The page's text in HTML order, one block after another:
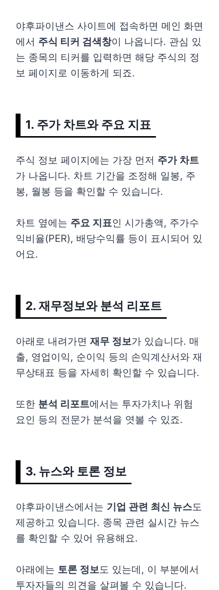
야후파이낸스 사이트에 접속하면 메인 화면
에서 주식 티커 검색창이 나옵니다. 관심 있
는 종목의 티커를 입력하면 해당 주식의 정
보 페이지로 이동하게 되죠.
1. 주가 차트와 주요 지표
주식 정보 페이지에는 가장 먼저 주가 차트
가 나옵니다. 차트 기간을 조정해 일봉, 주
봉, 월봉 등을 확인할 수 있습니다.
차트 옆에는 주요 지표인 시가총액, 주가수
익비율(PER), 배당수익률 등이 표시되어 있
어요.
2. 재무정보와 분석 리포트
아래로 내려가면 재무 정보가 있습니다. 매
출, 영업이익, 순이익 등의 손익계산서와 재
무상태표 등을 자세히 확인할 수 있습니다.
또한 분석 리포트에서는 투자가치나 위험
요인 등의 전문가 분석을 엿볼 수 있죠.
3. 뉴스와 토론 정보
야후파이낸스에서는 기업 관련 최신 뉴스도
제공하고 있습니다. 종목 관련 실시간 뉴스
를 확인할 수 있어 유용해요.
아래에는 토론 정보도 있는데, 이 부분에서
투자자들의 의견을 살펴볼 수 있습니다.